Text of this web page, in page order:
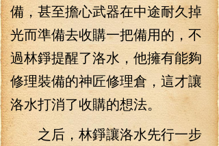
備，甚至擔心武器在中途耐久掉
光而準備去收購一把備用的，不
過林錚提醒了洛水，他擁有能夠
修理裝備的神匠修理倉，這才讓
洛水打消了收購的想法。
之后，林錚讓洛水先行一步